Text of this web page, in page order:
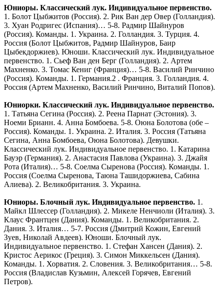
Юниоры. Классический лук. Индивидуальное первенство.
1. Болот Цыбжитов (Россия). 2. Рик Ван дер Овер (Голландия).
3. Хуан Родригес (Испания)… 5-8. Радмир Шайнуров
(Россия). Команды. 1. Украина. 2. Голландия. 3. Турция. 4.
Россия (Болот Цыбжитов, Радмир Шайнуров, Баир
Цыбекдоржиев). Юноши. Классический лук. Индивидуальное
первенство. 1. Сьеф Ван ден Берг (Голландия). 2. Артем
Махненко. 3. Томас Кениг (Франция)… 5-8. Василий Ринчино
(Россия). Команды. 1. Германия.2 . Франция. 3. Голландия. 4.
Россия (Артем Махненко, Василий Ринчино, Виталий Попов).
Юниорки. Классический лук. Индивидуальное первенство.
1. Татьяна Сегина (Россия). 2. Реена Парнат (Эстония). 3.
Ноеми Брианн. 4. Анна Бомбоева. 5-8. Оюна Болотова (обе –
Россия). Команды. 1. Украина. 2. Италия. 3. Россия (Татьяна
Сегина, Анна Бомбоева, Оюна Болотова). Девушки.
Классический лук. Индивидуальное первенство. 1. Катарина
Бауэр (Германия). 2. Анастасия Павлова (Украина). 3. Джайя
Рота (Италия)… 5-8. Соелма Сыренова (Россия). Команды. 1.
Россия (Соелма Сыренова, Таюна Ташидоржиева, Сабина
Алиева). 2. Великобритания. 3. Украина.
Юниоры. Блочный лук. Индивидуальное первенство. 1.
Майкл Шлессер (Голландия). 2. Микеле Ненчиоли (Италия). 3.
Клаус Франтцен (Дания). Команды. 1. Великобритания. 2.
Дания. 3. Италия… 5-7. Россия (Дмитрий Кожин, Евгений
Зуев, Николай Авдеев). Юноши. Блочный лук.
Индивидуальное первенство. 1. Стефан Хансен (Дания). 2.
Кристос Аерикос (Греция). 3. Симон Миккельсен (Дания).
Команды. 1. Хорватия. 2. Словения. 3. Великобритания… 5-8.
Россия (Владислав Кузьмин, Алексей Горячев, Евгений
Петров).